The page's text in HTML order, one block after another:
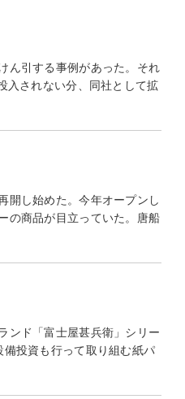
ん引する事例があった。それ
されない分、同社として拡
開し始めた。今年オープンし
の商品が目立っていた。唐船
ンド「富士屋甚兵衛」シリー
投資も行って取り組む紙パ